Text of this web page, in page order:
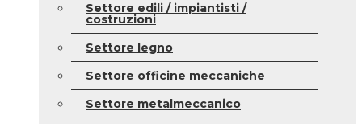
Settore edili / impiantisti /
costruzioni
Settore legno
Settore officine meccaniche
Settore metalmeccanico